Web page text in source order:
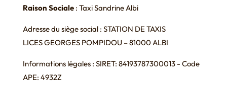
Raison Sociale: Taxi Sandrine Albi
Adresse du siège social : STATION DE TAXIS
LICES GEORGES POMPIDOU – 81000 ALBI
Informations légales : SIRET: 84193787300013 - Code
APE: 4932Z